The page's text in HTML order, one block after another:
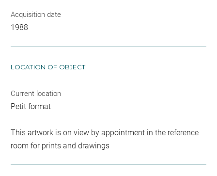
Acquisition date
1988
LOCATION OF OBJECT
Current location
Petit format
This artwork is on view by appointment in the reference
room for prints and drawings